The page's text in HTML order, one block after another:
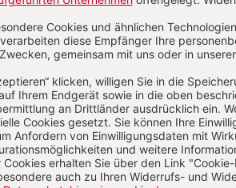
Bild 1 / 2